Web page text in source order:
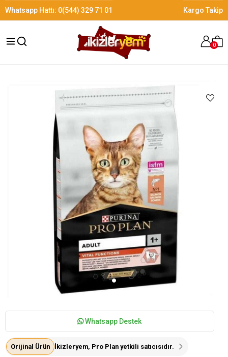
Whatsapp Hattı: 0(544) 329 71 01 Kargo Takip
0
Whatsapp Destek
Orijinal Ürün İkizleryem, Pro Plan yetkili satıcısıdır.